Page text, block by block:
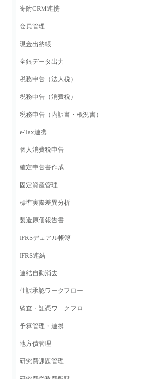
寄附CRM連携
会員管理
現金出納帳
全銀データ出力
税務申告（法人税）
税務申告（消費税）
税務申告（内訳書・概況書）
e-Tax連携
個人消費税申告
確定申告書作成
固定資産管理
標準実際差異分析
製造原価報告書
IFRSデュアル帳簿
IFRS連結
連結自動消去
仕訳承認ワークフロー
監査・証憑ワークフロー
予算管理・連携
地方債管理
研究費課題管理